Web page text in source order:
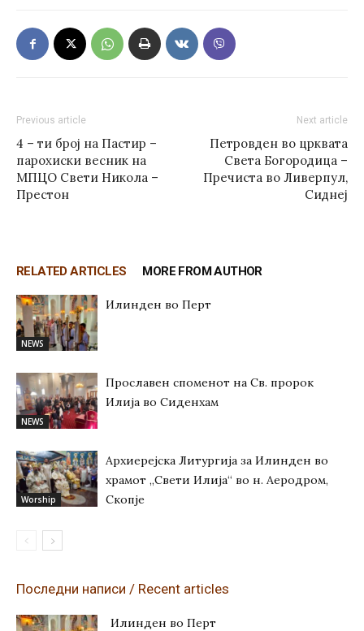
Previous article
4 – ти број на Пастир –
парохиски весник на
МПЦО Свети Никола –
Престон
Next article
Петровден во црквата
Света Богородица –
Пречиста во Ливерпул,
Сиднеј
RELATED ARTICLES MORE FROM AUTHOR
NEWS
Илинден во Перт
NEWS
Прославен споменот на Св. пророк
Илија во Сиденхам
Worship
Архиерејска Литургија за Илинден во
храмот „Свети Илија“ во н. Аеродром,
Скопје
Последни написи / Recent articles
Илинден во Перт